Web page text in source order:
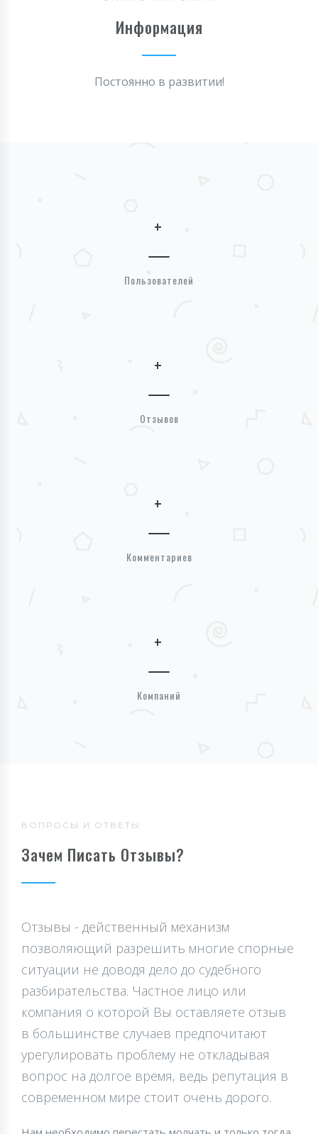
Информация
Постоянно в развитии!
+
Пользователей
+
Отзывов
+
Комментариев
+
Компаний
ВОПРОСЫ И ОТВЕТЫ
Зачем Писать Отзывы?
Отзывы - действенный механизм
позволяющий разрешить многие спорные
ситуации не доводя дело до судебного
разбирательства. Частное лицо или
компания о которой Вы оставляете отзыв
в большинстве случаев предпочитают
урегулировать проблему не откладывая
вопрос на долгое время, ведь репутация в
современном мире стоит очень дорого.